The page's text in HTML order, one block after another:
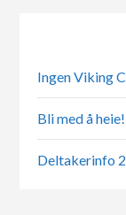
Ingen Viking
Bli med å heie!
Deltakerinfo